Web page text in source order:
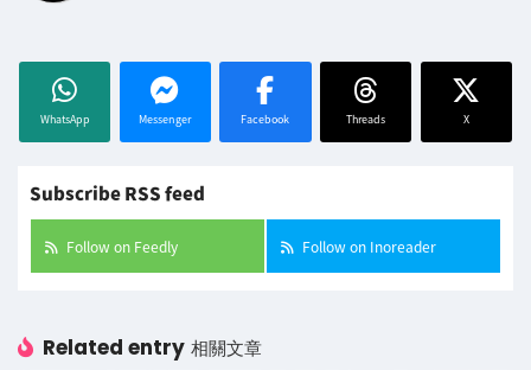
WhatsApp Messenger Facebook Threads X
Subscribe RSS feed
Follow on Feedly Follow on Inoreader
Related entry 相關文章